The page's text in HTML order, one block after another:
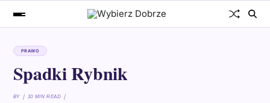
PRAWO
Spadki Rybnik
BY 10 MIN READ